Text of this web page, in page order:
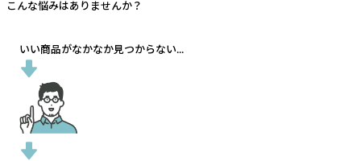
こんな悩みはありませんか？
いい商品がなかなか見つからない...